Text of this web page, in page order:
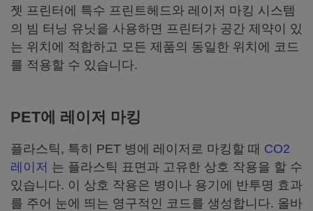
젯 프린터에 특수 프린트헤드와 레이저 마킹 시스템
의 빔 터닝 유닛을 사용하면 프린터가 공간 제약이 있
는 위치에 적합하고 모든 제품의 동일한 위치에 코드
를 적용할 수 있습니다.
PET에 레이저 마킹
플라스틱, 특히 PET 병에 레이저로 마킹할 때 CO2
레이저 는 플라스틱 표면과 고유한 상호 작용을 할 수
있습니다. 이 상호 작용은 병이나 용기에 반투명 효과
를 주어 눈에 띄는 영구적인 코드를 생성합니다. 올바